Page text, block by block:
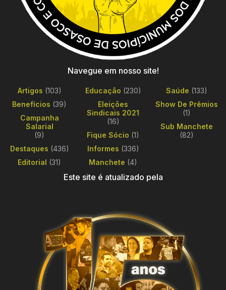
Navegue em nosso site!
Artigos (103)
Benefícios (39)
Campanha
Salarial
(9)
Destaques (436)
Editorial (31)
Educação (230)
Eleições
Sindicais 2021
(16)
Fique Sócio (1)
Informes (336)
Manchete (4)
Saúde (133)
Show De Prêmios
(1)
Sub Manchete
(82)
Este site é atualizado pela